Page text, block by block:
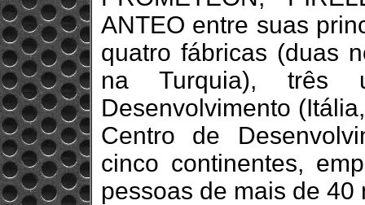
ANTEO entre suas
quatro fábricas (duas
na Turquia), três
Desenvolvimento
Centro de
cinco continentes,
pessoas de mais de 40